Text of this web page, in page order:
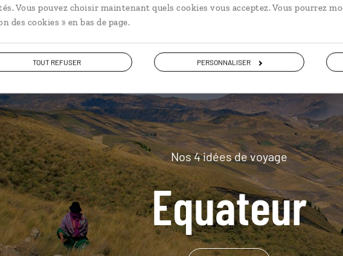
Vous pouvez choisir maintenant quels cookies vous acceptez. Vous pourrez
des cookies » en bas de page.
TOUT REFUSER PERSONNALISER
aller plus loin
Nos 4 idées de voyage
Equateur